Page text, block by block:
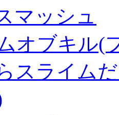
マッシュ
オブキル(
スライム